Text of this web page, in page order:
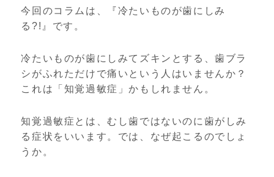
今回のコラムは、『冷たいものが歯にしみ
る?!』です。
冷たいものが歯にしみてズキンとする、歯ブラ
シがふれただけで痛いという人はいませんか？
これは「知覚過敏症」かもしれません。
知覚過敏症とは、むし歯ではないのに歯がしみ
る症状をいいます。では、なぜ起こるのでしょ
うか。